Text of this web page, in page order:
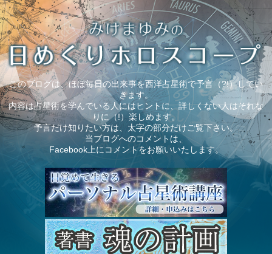
このブログは、ほぼ毎日の出来事を西洋占星術で予言（?!）してい
きます。
内容は占星術を学んでいる人にはヒントに、詳しくない人はそれな
りに（!）楽しめます。
予言だけ知りたい方は、太字の部分だけご覧下さい。
当ブログへのコメントは、
Facebook上にコメントをお願いいたします。